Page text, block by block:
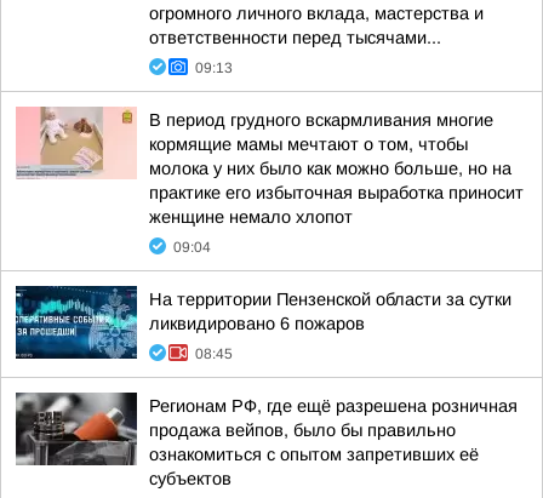
огромного личного вклада, мастерства и
ответственности перед тысячами...
09:13
В период грудного вскармливания многие
кормящие мамы мечтают о том, чтобы
молока у них было как можно больше, но на
практике его избыточная выработка приносит
женщине немало хлопот
09:04
На территории Пензенской области за сутки
ликвидировано 6 пожаров
08:45
Регионам РФ, где ещё разрешена розничная
продажа вейпов, было бы правильно
ознакомиться с опытом запретивших её
субъектов